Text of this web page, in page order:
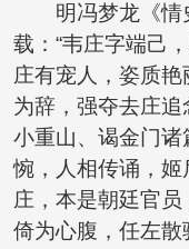
明冯梦龙《情史
载：“韦庄字端己
庄有宠人，姿质
为辞，强夺去庄追
小重山、谒金门
惋，人相传诵，姬
庄，本是朝廷官
倚为心腹，任左